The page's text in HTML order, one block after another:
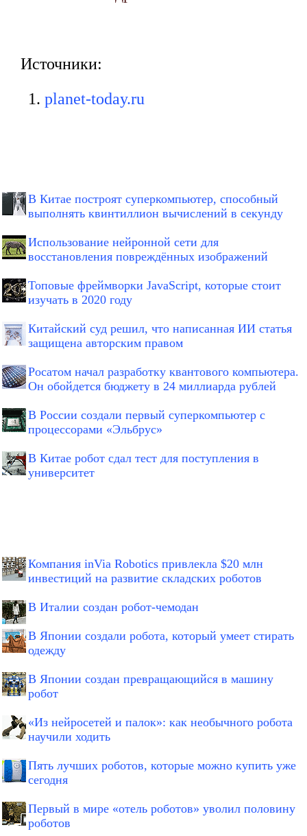
Источники:
planet-today.ru
В Китае построят суперкомпьютер, способный
выполнять квинтиллион вычислений в секунду
Использование нейронной сети для
восстановления повреждённых изображений
Топовые фреймворки JavaScript, которые стоит
изучать в 2020 году
Китайский суд решил, что написанная ИИ статья
защищена авторским правом
Росатом начал разработку квантового компьютера.
Он обойдется бюджету в 24 миллиарда рублей
В России создали первый суперкомпьютер с
процессорами «Эльбрус»
В Китае робот сдал тест для поступления в
университет
Компания inVia Robotics привлекла $20 млн
инвестиций на развитие складских роботов
В Италии создан робот-чемодан
В Японии создали робота, который умеет стирать
одежду
В Японии создан превращающийся в машину
робот
«Из нейросетей и палок»: как необычного робота
научили ходить
Пять лучших роботов, которые можно купить уже
сегодня
Первый в мире «отель роботов» уволил половину
роботов